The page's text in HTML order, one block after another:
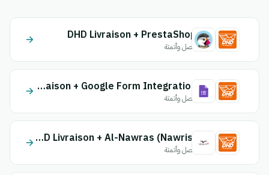
DHD Livraison + PrestaShop
اتصل وأتمتة
DHD Livraison + Google Form Integration
اتصل وأتمتة
DHD Livraison + Al-Nawras (Nawris)
اتصل وأتمتة